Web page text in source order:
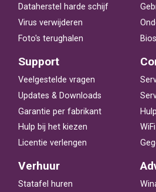
Dataherstel harde schijf
Virus verwijderen
Foto's terughalen
Support
Veelgestelde vragen
Updates & Downloads
Garantie per fabrikant
Hulp bij het kiezen
Licentie verlengen
Verhuur
Statafel huren